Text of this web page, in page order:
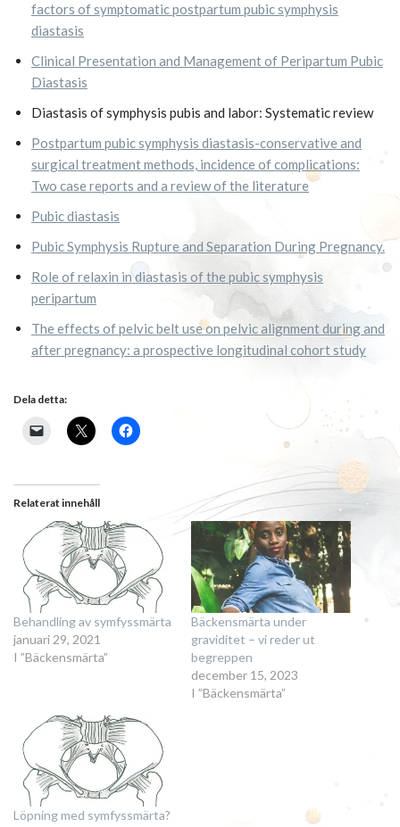
factors of symptomatic postpartum pubic symphysis
diastasis
Clinical Presentation and Management of Peripartum Pubic
Diastasis
Diastasis of symphysis pubis and labor: Systematic review
Postpartum pubic symphysis diastasis-conservative and
surgical treatment methods, incidence of complications:
Two case reports and a review of the literature
Pubic diastasis
Pubic Symphysis Rupture and Separation During Pregnancy.
Role of relaxin in diastasis of the pubic symphysis
peripartum
The effects of pelvic belt use on pelvic alignment during and
after pregnancy: a prospective longitudinal cohort study
Dela detta:
Relaterat innehåll
Behandling av symfyssmärta
januari 29, 2021
I ”Bäckensmärta”
Bäckensmärta under
graviditet – vi reder ut
begreppen
december 15, 2023
I ”Bäckensmärta”
Löpning med symfyssmärta?